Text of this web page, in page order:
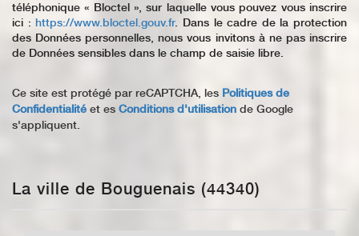
téléphonique « Bloctel », sur laquelle vous pouvez vous inscrire
ici :https://www.bloctel.gouv.fr. Dans le cadre de la protection
des Données personnelles, nous vous invitons à ne pas inscrire
de Données sensibles dans le champ de saisie libre.
Ce site est protégé par reCAPTCHA, les Politiques de
Confidentialité et es Conditions d'utilisation de Google
s'appliquent.
La ville de Bouguenais (44340)